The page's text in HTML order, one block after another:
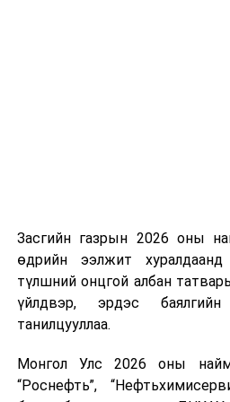
Засгийн газрын 2026 оны
өдрийн ээлжит хуралдаанд
түлшний онцгой албан
үйлдвэр, эрдэс
танилцууллаа.
Монгол Улс 2026 оны
“Роснефть”,